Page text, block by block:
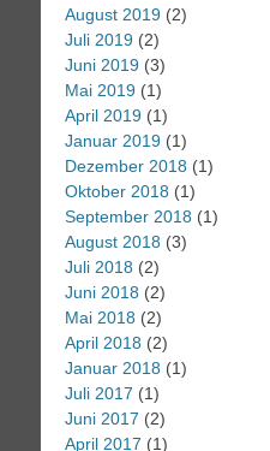
August 2019 (2)
Juli 2019 (2)
Juni 2019 (3)
Mai 2019 (1)
April 2019 (1)
Januar 2019 (1)
Dezember 2018 (1)
Oktober 2018 (1)
September 2018 (1)
August 2018 (3)
Juli 2018 (2)
Juni 2018 (2)
Mai 2018 (2)
April 2018 (2)
Januar 2018 (1)
Juli 2017 (1)
Juni 2017 (2)
April 2017 (1)